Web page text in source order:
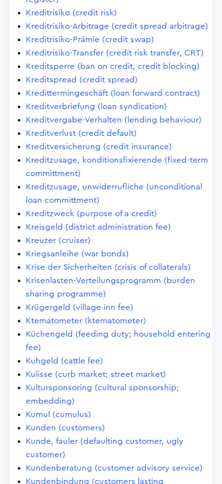
Kreditrisiko (credit risk)
Kreditrisiko-Arbitrage (credit spread arbitrage)
Kreditrisiko-Prämie (credit swap)
Kreditrisiko-Transfer (credit risk transfer, CRT)
Kreditsperre (ban on credit, credit blocking)
Kreditspread (credit spread)
Kredittermingeschäft (loan forward contract)
Kreditverbriefung (loan syndication)
Kreditvergabe-Verhalten (lending behaviour)
Kreditverlust (credit default)
Kreditversicherung (credit insurance)
Kreditzusage, konditionsfixierende (fixed-term
committment)
Kreditzusage, unwiderrufliche (unconditional
loan committment)
Kreditzweck (purpose of a credit)
Kreisgeld (district administration fee)
Kreuzer (cruiser)
Kriegsanleihe (war bonds)
Krise der Sicherheiten (crisis of collaterals)
Krisenlasten-Verteilungsprogramm (burden
sharing programme)
Krügergeld (village inn fee)
Ktematometer (ktematometer)
Küchengeld (feeding duty; household entering
fee)
Kuhgeld (cattle fee)
Kulisse (curb market; street market)
Kultursponsoring (cultural sponsorship;
embedding)
Kumul (cumulus)
Kunden (customers)
Kunde, fauler (defaulting customer, ugly
customer)
Kundenberatung (customer advisory service)
Kundenbindung (customers lasting